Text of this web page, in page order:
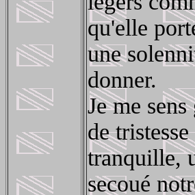
qu'elle
une
donner.
Je me
de
tranquille,
secoué